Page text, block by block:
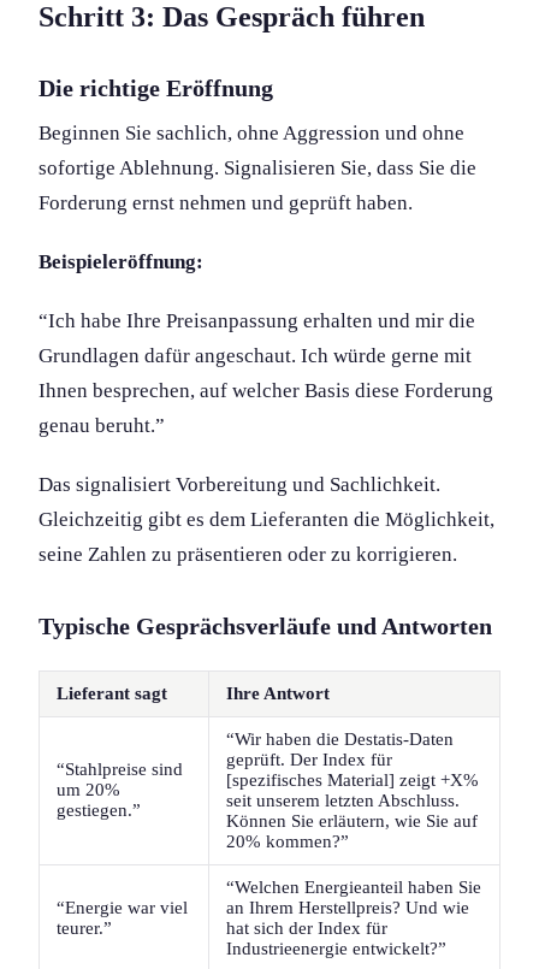
Schritt 3: Das Gespräch führen
Die richtige Eröffnung
Beginnen Sie sachlich, ohne Aggression und ohne
sofortige Ablehnung. Signalisieren Sie, dass Sie die
Forderung ernst nehmen und geprüft haben.
Beispieleröffnung:
“Ich habe Ihre Preisanpassung erhalten und mir die
Grundlagen dafür angeschaut. Ich würde gerne mit
Ihnen besprechen, auf welcher Basis diese Forderung
genau beruht.”
Das signalisiert Vorbereitung und Sachlichkeit.
Gleichzeitig gibt es dem Lieferanten die Möglichkeit,
seine Zahlen zu präsentieren oder zu korrigieren.
Typische Gesprächsverläufe und Antworten
Lieferant sagt Ihre Antwort
“Stahlpreise sind
um 20%
gestiegen.”
“Wir haben die Destatis-Daten
geprüft. Der Index für
[spezifisches Material] zeigt +X%
seit unserem letzten Abschluss.
Können Sie erläutern, wie Sie auf
20% kommen?”
“Energie war viel
teurer.”
“Welchen Energieanteil haben Sie
an Ihrem Herstellpreis? Und wie
hat sich der Index für
Industrieenergie entwickelt?”